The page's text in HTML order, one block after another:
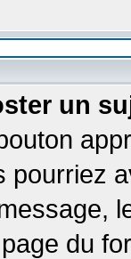
un
pourriez
du